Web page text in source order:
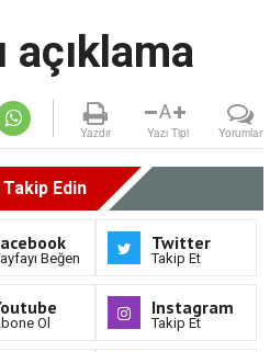
açıklama
Yazdır
A
Yazı Tipi Yorumlar
Takip Edin
Beğen
Twitter
Takip Et
Ol
Instagram
Takip Et